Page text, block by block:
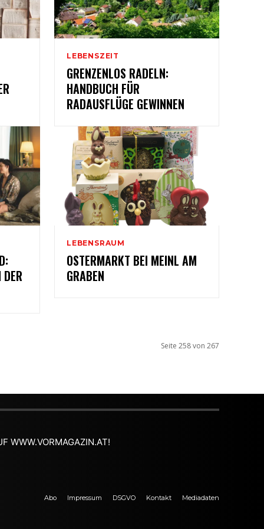
LEBENSZEIT
GRENZENLOS RADELN:
HANDBUCH FÜR
RADAUSFLÜGE GEWINNEN
LEBENSRAUM
OSTERMARKT BEI MEINL AM
GRABEN
Seite 258 von 267
WWW.VORMAGAZIN.AT!
Abo Impressum DSGVO Kontakt Mediadaten